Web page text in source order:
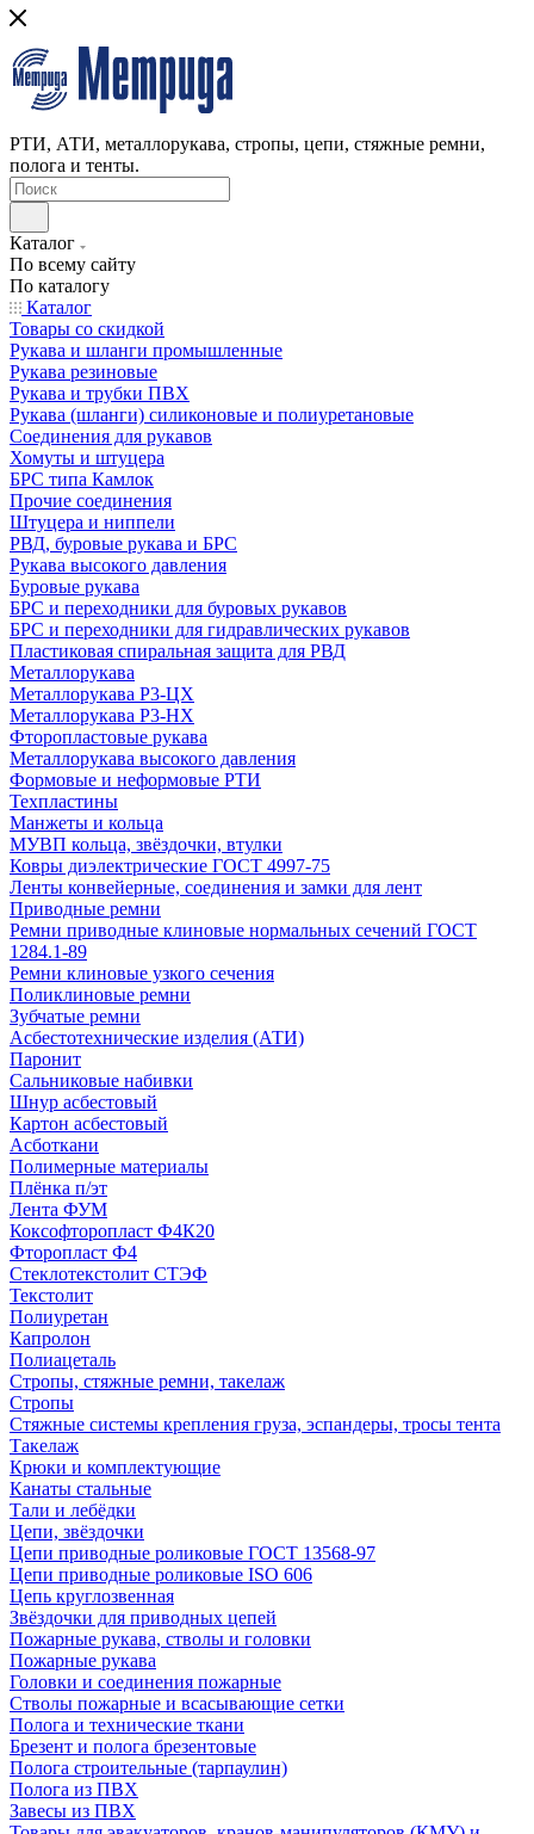
РТИ, АТИ, металлорукава, стропы, цепи, стяжные ремни,
полога и тенты.
Каталог
По всему сайту
По каталогу
Каталог
Товары со скидкой
Рукава и шланги промышленные
Рукава резиновые
Рукава и трубки ПВХ
Рукава (шланги) силиконовые и полиуретановые
Соединения для рукавов
Хомуты и штуцера
БРС типа Камлок
Прочие соединения
Штуцера и ниппели
РВД, буровые рукава и БРС
Рукава высокого давления
Буровые рукава
БРС и переходники для буровых рукавов
БРС и переходники для гидравлических рукавов
Пластиковая спиральная защита для РВД
Металлорукава
Металлорукава Р3-ЦХ
Металлорукава Р3-НХ
Фторопластовые рукава
Металлорукава высокого давления
Формовые и неформовые РТИ
Техпластины
Манжеты и кольца
МУВП кольца, звёздочки, втулки
Ковры диэлектрические ГОСТ 4997-75
Ленты конвейерные, соединения и замки для лент
Приводные ремни
Ремни приводные клиновые нормальных сечений ГОСТ
1284.1-89
Ремни клиновые узкого сечения
Поликлиновые ремни
Зубчатые ремни
Асбестотехнические изделия (АТИ)
Паронит
Сальниковые набивки
Шнур асбестовый
Картон асбестовый
Асботкани
Полимерные материалы
Плёнка п/эт
Лента ФУМ
Коксофторопласт Ф4К20
Фторопласт Ф4
Стеклотекстолит СТЭФ
Текстолит
Полиуретан
Капролон
Полиацеталь
Стропы, стяжные ремни, такелаж
Стропы
Стяжные системы крепления груза, эспандеры, тросы тента
Такелаж
Крюки и комплектующие
Канаты стальные
Тали и лебёдки
Цепи, звёздочки
Цепи приводные роликовые ГОСТ 13568-97
Цепи приводные роликовые ISO 606
Цепь круглозвенная
Звёздочки для приводных цепей
Пожарные рукава, стволы и головки
Пожарные рукава
Головки и соединения пожарные
Стволы пожарные и всасывающие сетки
Полога и технические ткани
Брезент и полога брезентовые
Полога строительные (тарпаулин)
Полога из ПВХ
Завесы из ПВХ